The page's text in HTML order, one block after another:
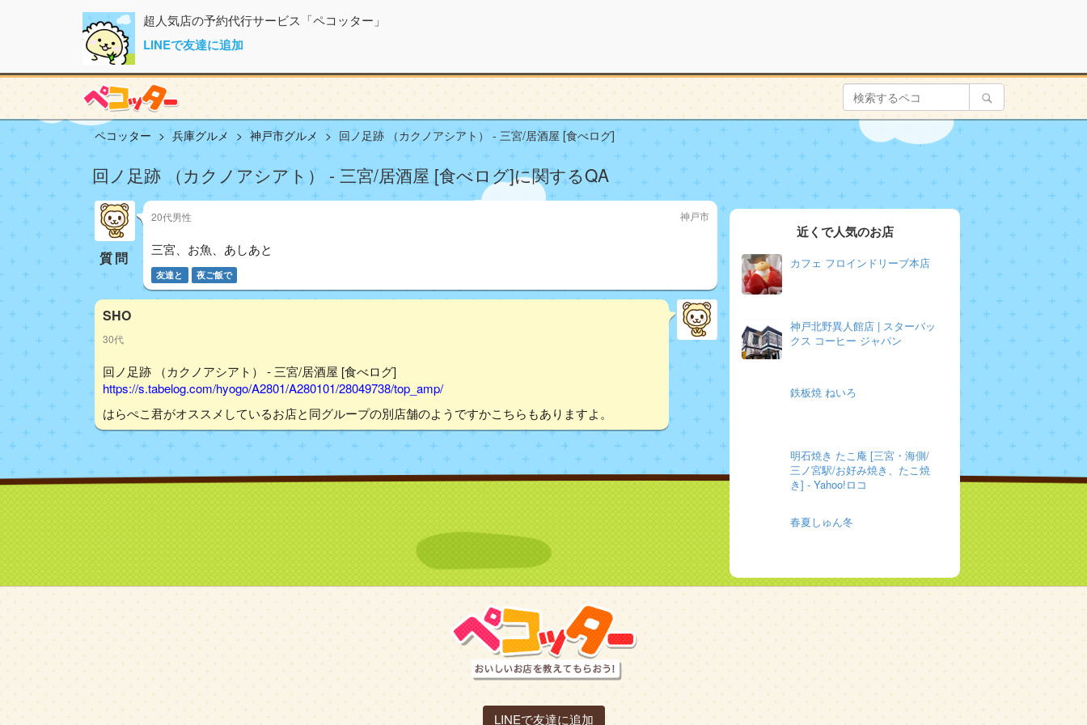
超人気店の予約代行サービス「ペコッター」
LINEで友達に追加
ペコッター 兵庫グルメ 神戸市グルメ 回ノ足跡 （カクノアシアト） - 三宮/居酒屋 [食べログ]
回ノ足跡 （カクノアシアト） - 三宮/居酒屋 [食べログ]に関するQA
質問
20代男性 神戸市
三宮、お魚、あしあと
友達と 夜ご飯で
SHO
30代
回ノ足跡 （カクノアシアト） - 三宮/居酒屋 [食べログ]
https://s.tabelog.com/hyogo/A2801/A280101/28049738/top_amp/
はらぺこ君がオススメしているお店と同グループの別店舗のようですかこちらもありますよ。
近くで人気のお店
カフェ フロインドリーブ本店
神戸北野異人館店 | スターバッ
クス コーヒー ジャパン
鉄板焼 ねいろ
明石焼き たこ庵 [三宮・海側/
三ノ宮駅/お好み焼き、たこ焼
き] - Yahoo!ロコ
春夏しゅん冬
LINEで友達に追加